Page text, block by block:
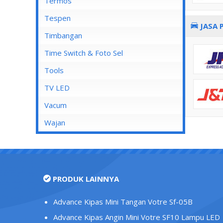
Stop Kontak AC
Stop Kontak CP
Stop Kontak Dinding
Stop Kontak Isi 2
Stop Kontak LAN/Data
Stop Kontak Lantai
Stop Kontak Telepon
Stop Kontak TV/Antena
Tutup Stop Kontak
Tespen
Timbangan
Time Switch & Foto Sel
Tools
TV LED
Vacum
Wajan
JASA
PRODUK LAINNYA
Advance Kipas Mini Tangan Votre Sf-05B
Advance Kipas Angin Mini Votre SF10 Lampu LED